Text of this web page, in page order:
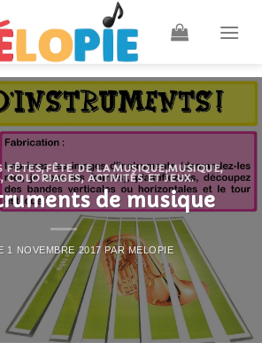
FÊTES,FÊTE DE LA MUSIQUE,MUSIQUE,
COLORIAGES, ACTIVITÉS ET JEUX.
de musique
1 NOVEMBRE 2017PARMELOPIE